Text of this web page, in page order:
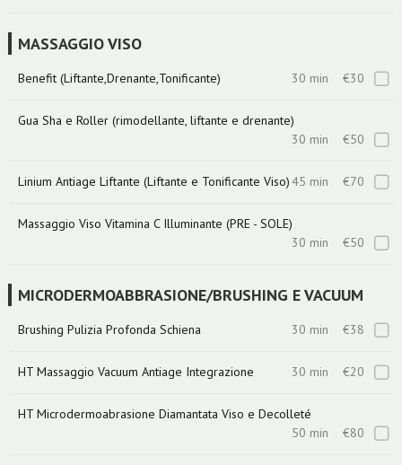
MASSAGGIO VISO
Benefit (Liftante,Drenante,Tonificante) 30 min €30
Gua Sha e Roller (rimodellante, liftante e drenante)
30 min €50
Linium Antiage Liftante (Liftante e Tonificante Viso)45 min €70
Massaggio Viso Vitamina C Illuminante (PRE - SOLE)
30 min €50
MICRODERMOABBRASIONE/BRUSHING E VACUUM
Brushing Pulizia Profonda Schiena 30 min €38
HT Massaggio Vacuum Antiage Integrazione 30 min €20
HT Microdermoabrasione Diamantata Viso e Decolleté
50 min €80